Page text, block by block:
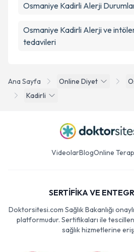
Ana Sayfa Online Diyet
Kadirli
Osmaniye Kadirli Alerji
Osmaniye Kadirli Alerji ve
tedavileri
VideolarBlogOnline
SERTİFİKA VE
Doktorsitesi.com Sağlık Bakanlığı
platformudur. Sertifikaları ile
sağlık hizmetlerine